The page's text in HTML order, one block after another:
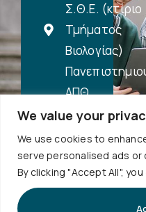
We value your
We use cookies to
serve personalised ads or
By clicking "Accept All",
Σ.Θ.Ε. (κτίριο
Τμήματος
Βιολογίας)
ΑΠΘ
Περισσότερα
...